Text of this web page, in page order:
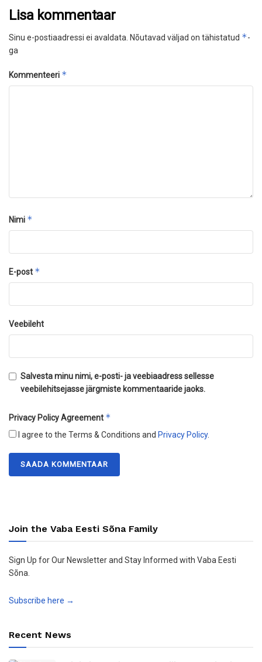
Lisa kommentaar
Sinu e-postiaadressi ei avaldata. Nõutavad väljad on tähistatud *-
ga
Kommenteeri *
Nimi *
E-post *
Veebileht
Salvesta minu nimi, e-posti- ja veebiaadress sellesse
veebilehitsejasse järgmiste kommentaaride jaoks.
Privacy Policy Agreement *
I agree to the Terms & Conditions and Privacy Policy.
Join the Vaba Eesti Sõna Family
Sign Up for Our Newsletter and Stay Informed with Vaba Eesti
Sõna.
Subscribe here →
Recent News